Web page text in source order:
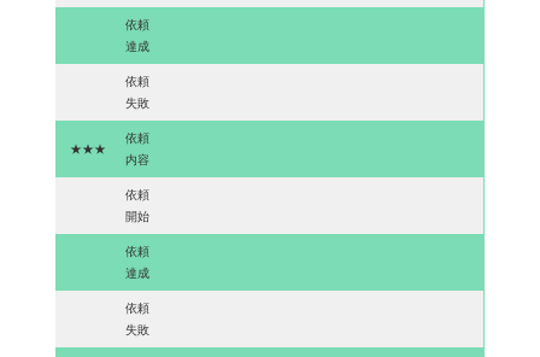
依頼
達成
依頼
失敗
★★★
依頼
内容
依頼
開始
依頼
達成
依頼
失敗